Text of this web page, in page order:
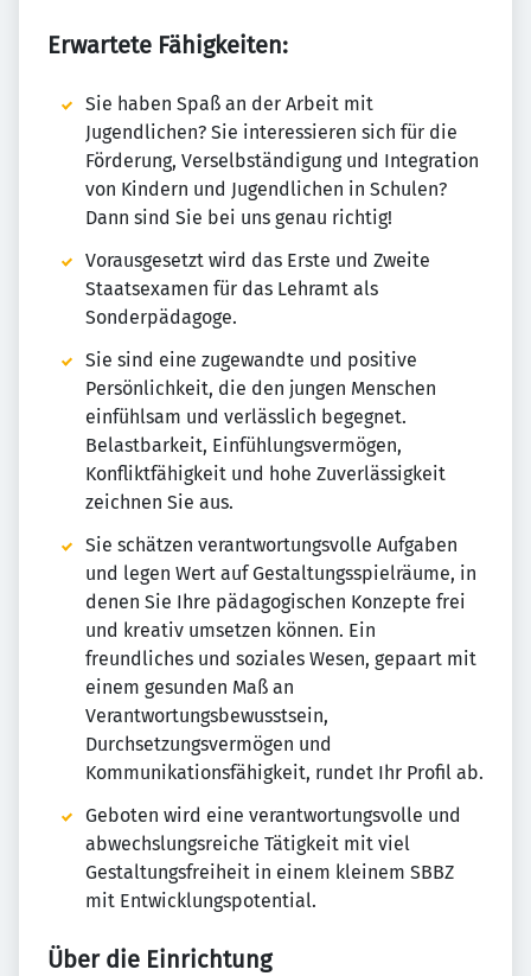
Erwartete Fähigkeiten:
Sie haben Spaß an der Arbeit mit
Jugendlichen? Sie interessieren sich für die
Förderung, Verselbständigung und Integration
von Kindern und Jugendlichen in Schulen?
Dann sind Sie bei uns genau richtig!
Vorausgesetzt wird das Erste und Zweite
Staatsexamen für das Lehramt als
Sonderpädagoge.
Sie sind eine zugewandte und positive
Persönlichkeit, die den jungen Menschen
einfühlsam und verlässlich begegnet.
Belastbarkeit, Einfühlungsvermögen,
Konfliktfähigkeit und hohe Zuverlässigkeit
zeichnen Sie aus.
Sie schätzen verantwortungsvolle Aufgaben
und legen Wert auf Gestaltungsspielräume, in
denen Sie Ihre pädagogischen Konzepte frei
und kreativ umsetzen können. Ein
freundliches und soziales Wesen, gepaart mit
einem gesunden Maß an
Verantwortungsbewusstsein,
Durchsetzungsvermögen und
Kommunikationsfähigkeit, rundet Ihr Profil ab.
Geboten wird eine verantwortungsvolle und
abwechslungsreiche Tätigkeit mit viel
Gestaltungsfreiheit in einem kleinem SBBZ
mit Entwicklungspotential.
Über die Einrichtung